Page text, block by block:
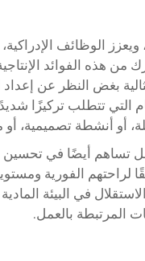
الوظائف
من هذه الفوائد
بغض النظر عن إعداد
التي تتطلب تركيزًا
أو أنشطة تصميمية، أو
تساهم أيضًا في تحسين
الفورية
في البيئة
المرتبطة بالعمل.